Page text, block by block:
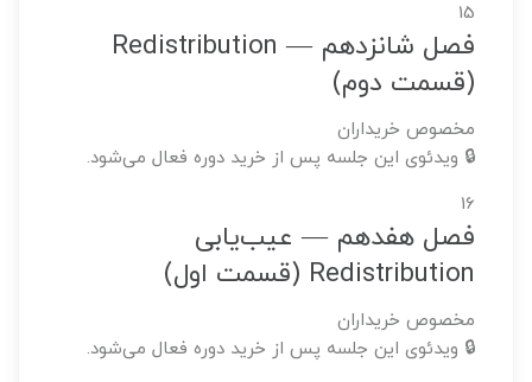
15
فصل شانزدهم — Redistribution
(قسمت دوم)
مخصوص خریداران
🔒 ویدئوی این جلسه پس از خرید دوره فعال می‌شود.
16
فصل هفدهم — عیب‌یابی
Redistribution (قسمت اول)
مخصوص خریداران
🔒 ویدئوی این جلسه پس از خرید دوره فعال می‌شود.